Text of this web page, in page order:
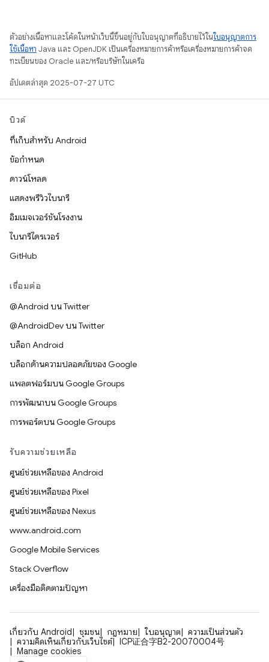
ตัวอย่างเนื้อหาและโค้ดในหน้าเว็บนี้ขึ้นอยู่กับใบอนุญาตที่อธิบายไว้ในใบอนุญาตการ
ใช้เนื้อหา Java และ OpenJDK เป็นเครื่องหมายการค้าหรือเครื่องหมายการค้าจด
ทะเบียนของ Oracle และ/หรือบริษัทในเครือ
อัปเดตล่าสุด 2025-07-27 UTC
บิวด์
ที่เก็บสำหรับ Android
ข้อกำหนด
ดาวน์โหลด
แสดงพรีวิวไบนารี
อิมเมจเวอร์ชันโรงงาน
ไบนารีไดรเวอร์
GitHub
เชื่อมต่อ
@Android บน Twitter
@AndroidDev บน Twitter
บล็อก Android
บล็อกด้านความปลอดภัยของ Google
แพลตฟอร์มบน Google Groups
การพัฒนาบน Google Groups
การพอร์ตบน Google Groups
รับความช่วยเหลือ
ศูนย์ช่วยเหลือของ Android
ศูนย์ช่วยเหลือของ Pixel
ศูนย์ช่วยเหลือของ Nexus
www.android.com
Google Mobile Services
Stack Overflow
เครื่องมือติดตามปัญหา
เกี่ยวกับ Android ชุมชน กฎหมาย ใบอนุญาต
ความเป็นส่วนตัว
ความคิดเห็นเกี่ยวกับเว็บไซต์
ICP证合字B2-20070004号
Manage cookies